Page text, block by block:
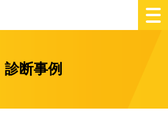
診断事例